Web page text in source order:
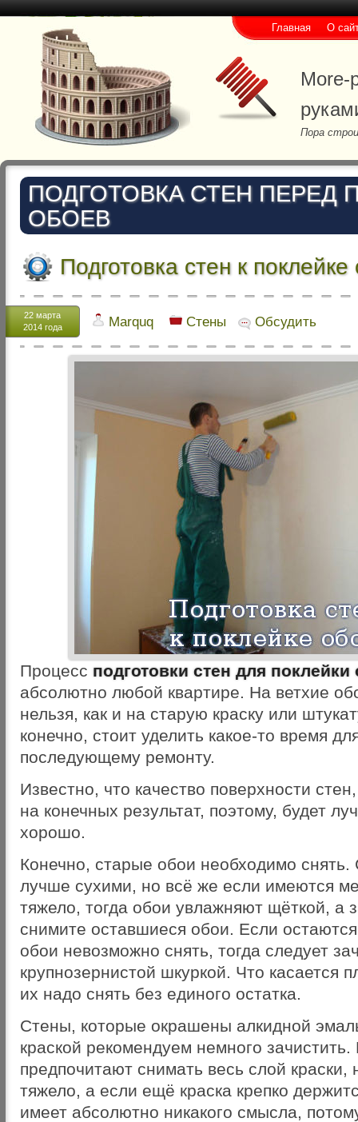
More-
Пора
Главная О
ПОДГОТОВКА СТЕН ПЕРЕД
ОБОЕВ
Подготовка стен к
22 марта
2014 года
Marquq Стены Обсудить
Процесс подготовки стен для поклейки
абсолютно любой квартире. На ветхие
нельзя, как и на старую краску или
конечно, стоит уделить какое-то время
последующему ремонту.
Известно, что качество поверхности
на конечных результат, поэтому, будет
хорошо.
Конечно, старые обои необходимо
лучше сухими, но всё же если имеются
тяжело, тогда обои увлажняют щёткой, а
снимите оставшиеся обои. Если
обои невозможно снять, тогда следует
крупнозернистой шкуркой. Что касается
их надо снять без единого остатка.
Стены, которые окрашены алкидной
краской рекомендуем немного
предпочитают снимать весь слой краски,
тяжело, а если ещё краска крепко
имеет абсолютно никакого смысла,